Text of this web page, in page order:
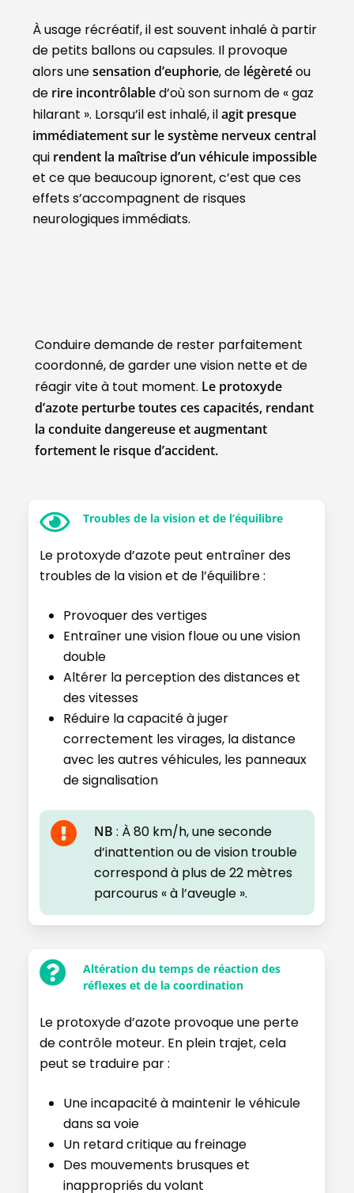
À usage récréatif, il est souvent inhalé à partir
de petits ballons ou capsules. Il provoque
alors unesensation d’euphorie, de légèretéou
de rire incontrôlabled’où son surnom de « gaz
hilarant ». Lorsqu’il est inhalé, ilagit presque
immédiatement sur le système nerveux central
qui rendent la maîtrise d’un véhicule impossible
et ce que beaucoup ignorent, c’est que ces
effets s’accompagnent de risques
neurologiques immédiats.
Conduire demande de rester parfaitement
coordonné, de garder une vision nette et de
réagir vite à tout moment. Le protoxyde
d’azote perturbe toutes ces capacités, rendant
la conduite dangereuse et augmentant
fortement le risque d’accident.
Troubles de la vision et de l’équilibre
Le protoxyde d’azote peut entraîner des
troubles de la vision et de l’équilibre :
Provoquer des vertiges
Entraîner une vision floue ou une vision
double
Altérer la perception des distances et
des vitesses
Réduire la capacité à juger
correctement les virages, la distance
avec les autres véhicules, les panneaux
de signalisation
NB : À 80 km/h, une seconde
d’inattention ou de vision trouble
correspond à plus de 22 mètres
parcourus « à l’aveugle ».
Altération du temps de réaction des
réflexes et de la coordination
Le protoxyde d’azote provoque une perte
de contrôle moteur. En plein trajet, cela
peut se traduire par :
Une incapacité à maintenir le véhicule
dans sa voie
Un retard critique au freinage
Des mouvements brusques et
inappropriés du volant